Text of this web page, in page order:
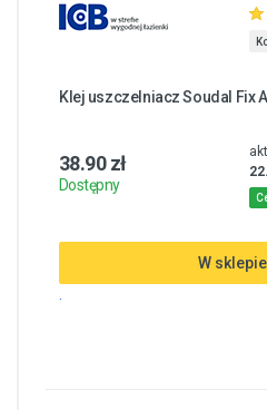
Klej uszczelniacz Soudal Fix
38.90 zł
Dostępny
W sklepie
.